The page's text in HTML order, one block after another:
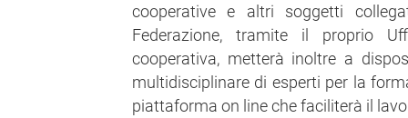
cooperative e altri soggetti
Federazione, tramite il proprio
cooperativa, metterà inoltre a
multidisciplinare di esperti per la
piattaforma on line che faciliterà il